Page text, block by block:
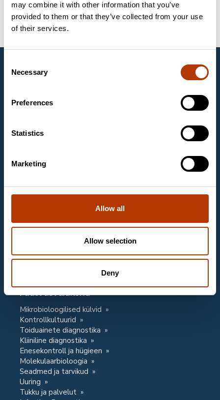
may combine it with other information that you’ve
provided to them or that they’ve collected from your use
of their services.
Selection
Necessary
Preferences
Statistics
Marketing
Allow all
Allow selection
Deny
Molekulaarbioloogia
Reagendid
Hangzhou Bioer Technology Co., Ltd.
1997. aastast Eestis tegutsev Labema Eesti OÜ on
on asutatud aastal 1988 ja tegeleb laboritoodete
Mäealuse 2/1, room 263
labema@labema.ee
Klienditeenindus
Pädevusvaldkond
Mikrobioloogilised külvid
Kontrollkultuurid
Toiduainete diagnostika
Kliiniline diagnostika
Enesekontroll ja hügieen
Molekulaarbioloogia
Seadmed ja tarvikud
Uuring
Tukku ja palvelut